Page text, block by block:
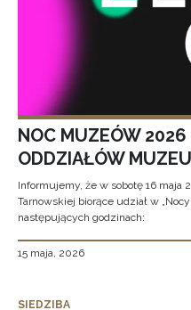
NOC MUZEÓW
ODDZIAŁÓW
Informujemy, że w sobotę 16 maja
Tarnowskiej biorące udział w
następujących godzinach:
15 maja, 2026
SIEDZIBA